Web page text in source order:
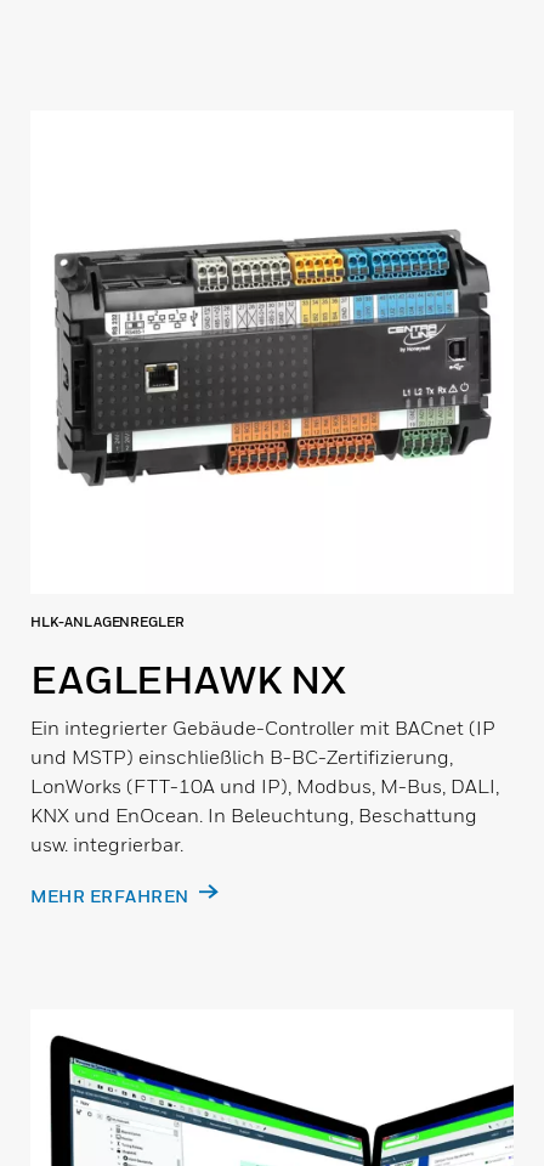
HLK-ANLAGENREGLER
EAGLEHAWK NX
Ein integrierter Gebäude-Controller mit BACnet (IP
und MSTP) einschließlich B-BC-Zertifizierung,
LonWorks (FTT-10A und IP), Modbus, M-Bus, DALI,
KNX und EnOcean. In Beleuchtung, Beschattung
usw. integrierbar.
MEHR ERFAHREN